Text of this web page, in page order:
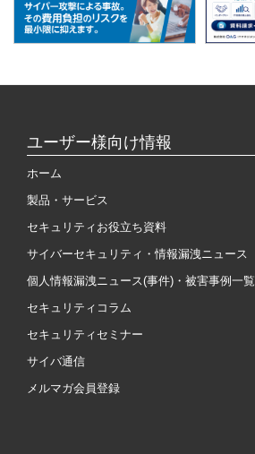
ユーザー様向け情報
ホーム
製品・サービス
セキュリティお役立ち資料
サイバーセキュリティ・情報漏洩ニュース
個人情報漏洩ニュース(事件)・被害事例一覧
セキュリティコラム
セキュリティセミナー
サイバ通信
メルマガ会員登録